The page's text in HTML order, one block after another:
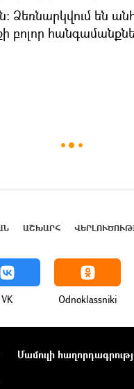
Ձեռնարկվում են
բոլոր
ԱՇԽԱՐՀ
VK Odnoklassniki
Մամուլի